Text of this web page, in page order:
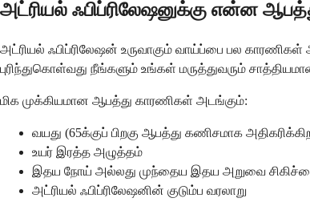
அட்ரியல் ஃபிப்ரிலேஷனுக்கு என்ன
அட்ரியல் ஃபிப்ரிலேஷன் உருவாகும் வாய்ப்பை பல
புரிந்துகொள்வது நீங்களும் உங்கள் மருத்துவரும்
மிக முக்கியமான ஆபத்து காரணிகள் அடங்கும்:
வயது (65க்குப் பிறகு ஆபத்து கணிசமாக
உயர் இரத்த அழுத்தம்
இதய நோய் அல்லது முந்தைய இதய அறுவை
அட்ரியல் ஃபிப்ரிலேஷனின் குடும்ப வரலாறு